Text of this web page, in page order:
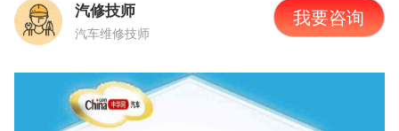
汽修技师
汽车维修技师
我要咨询